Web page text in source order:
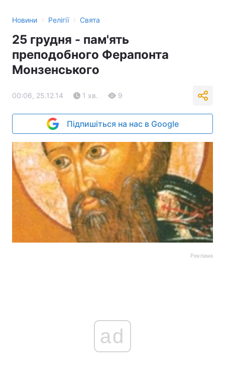
Новини › Релігії › Свята
25 грудня - пам'ять
преподобного Ферапонта
Монзенського
00:06, 25.12.14 1 хв. 9
Підпишіться на нас в Google
Реклама
ad